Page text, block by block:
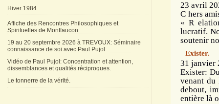
Hiver 1984
Affiche des Rencontres Philosophiques et
Spirituelles de Montfaucon
19 au 20 septembre 2026 à TREVOUX: Séminaire
connaissance de soi avec Paul Pujol
Vidéo de Paul Pujol: Concentration et attention,
dissemblances et qualités réciproques.
Le tonnerre de la vérité.
23 avril
C hers
« R
lucratif.
soutenir
Exister.
31 janvier
Exister:
venant du
debout,
entière là